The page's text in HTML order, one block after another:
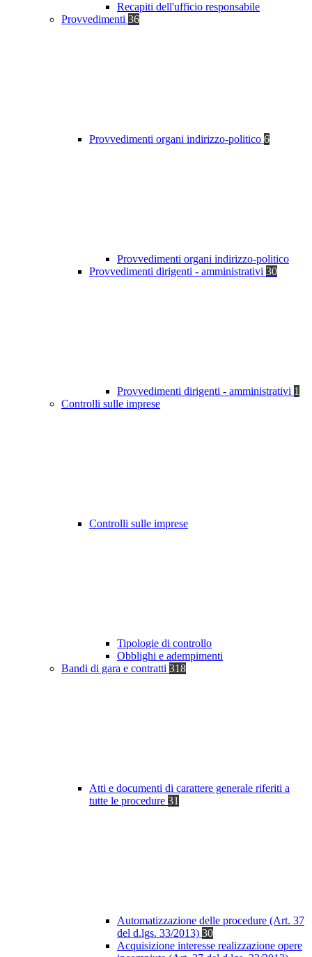
Recapiti dell'ufficio responsabile
Provvedimenti 36
Provvedimenti organi indirizzo-politico 6
Provvedimenti organi indirizzo-politico
Provvedimenti dirigenti - amministrativi 30
Provvedimenti dirigenti - amministrativi 1
Controlli sulle imprese
Controlli sulle imprese
Tipologie di controllo
Obblighi e adempimenti
Bandi di gara e contratti 318
Atti e documenti di carattere generale riferiti a
tutte le procedure 31
Automatizzazione delle procedure (Art. 37
del d.lgs. 33/2013) 30
Acquisizione interesse realizzazione opere